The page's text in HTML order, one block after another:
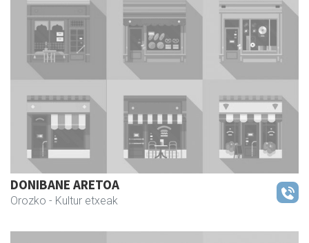
DONIBANE ARETOA
Orozko - Kultur etxeak